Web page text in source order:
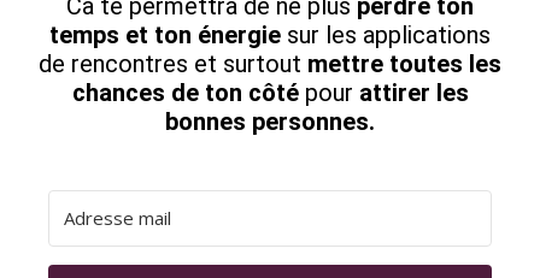
Ca te permettra de ne plus perdre ton
temps et ton énergie sur les applications
de rencontres et surtout mettre toutes les
chances de ton côtépour attirer les
bonnes personnes.